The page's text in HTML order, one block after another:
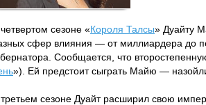
сезоне «Короля Талсы» Дуайту
сфер влияния — от миллиардера до
Сообщается, что
»). Ей предстоит сыграть Майю —
сезоне Дуайт расширил свою